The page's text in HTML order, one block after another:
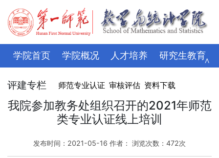
学院首页 学院概况 人才培养 研究生教育
学科科研 师资队伍 招生就业 党建思政
学生管理 评建专栏 资料下载 学校主页
∧
评建专栏 师范专业认证 审核评估 资料下载
我院参加教务处组织召开的2021年师范
类专业认证线上培训
发布时间：2021-05-16 作者： 浏览次数： 472次